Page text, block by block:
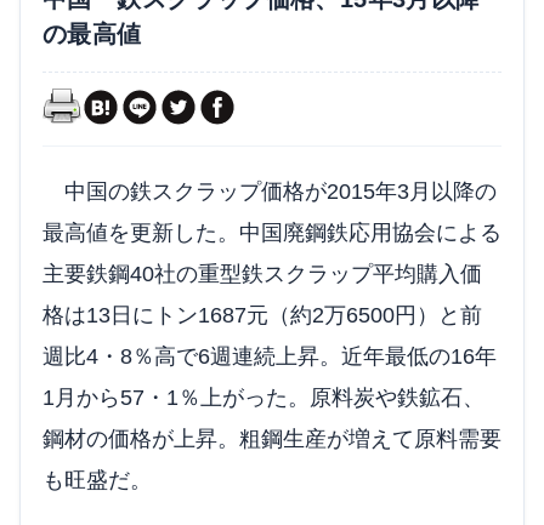
の最高値
中国の鉄スクラップ価格が2015年3月以降の
最高値を更新した。中国廃鋼鉄応用協会による
主要鉄鋼40社の重型鉄スクラップ平均購入価
格は13日にトン1687元（約2万6500円）と前
週比4・8％高で6週連続上昇。近年最低の16年
1月から57・1％上がった。原料炭や鉄鉱石、
鋼材の価格が上昇。粗鋼生産が増えて原料需要
も旺盛だ。